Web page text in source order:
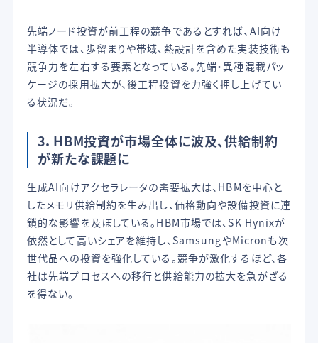
先端ノード投資が前工程の競争であるとすれば、AI向け
半導体では、歩留まりや帯域、熱設計を含めた実装技術も
競争力を左右する要素となっている。先端・異種混載パッ
ケージの採用拡大が、後工程投資を力強く押し上げてい
る状況だ。
3．HBM投資が市場全体に波及、供給制約
が新たな課題に
生成AI向けアクセラレータの需要拡大は、HBMを中心と
したメモリ供給制約を生み出し、価格動向や設備投資に連
鎖的な影響を及ぼしている。HBM市場では、SK Hynixが
依然として高いシェアを維持し、SamsungやMicronも次
世代品への投資を強化している。競争が激化するほど、各
社は先端プロセスへの移行と供給能力の拡大を急がざる
を得ない。